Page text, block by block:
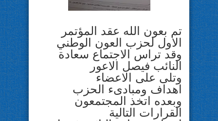
تم بعون الله عقد المؤتمر
الاول لحزب العون الوطني
وقد تراس الاجتماع سعادة
النائب فيصل الاعور
وتلى على الاعضاء
اهداف ومبادىء الحزب
وبعده اتخذ المجتمعون
القرارات التالية